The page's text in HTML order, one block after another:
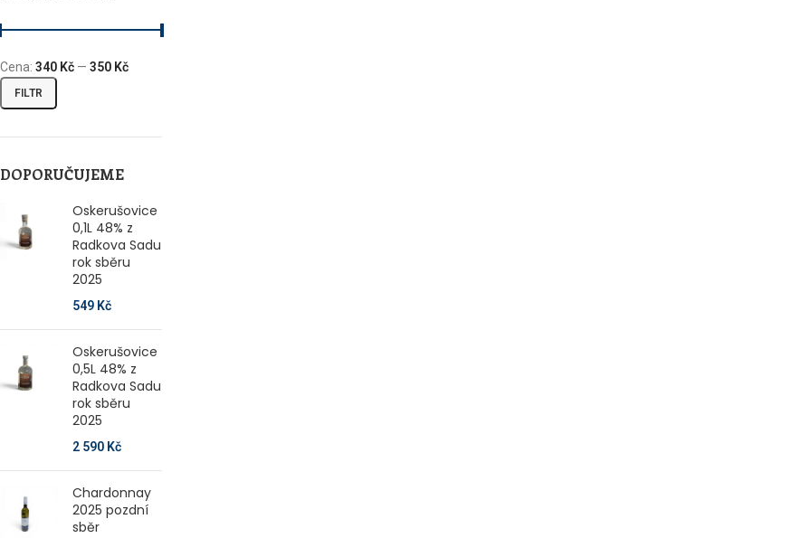
FILTR
Cena: 340 Kč — 350 Kč
DOPORUČUJEME
Oskerušovice
0,1L 48% z
Radkova Sadu
rok sběru
2025
549 Kč
Oskerušovice
0,5L 48% z
Radkova Sadu
rok sběru
2025
2 590 Kč
Chardonnay
2025 pozdní
sběr